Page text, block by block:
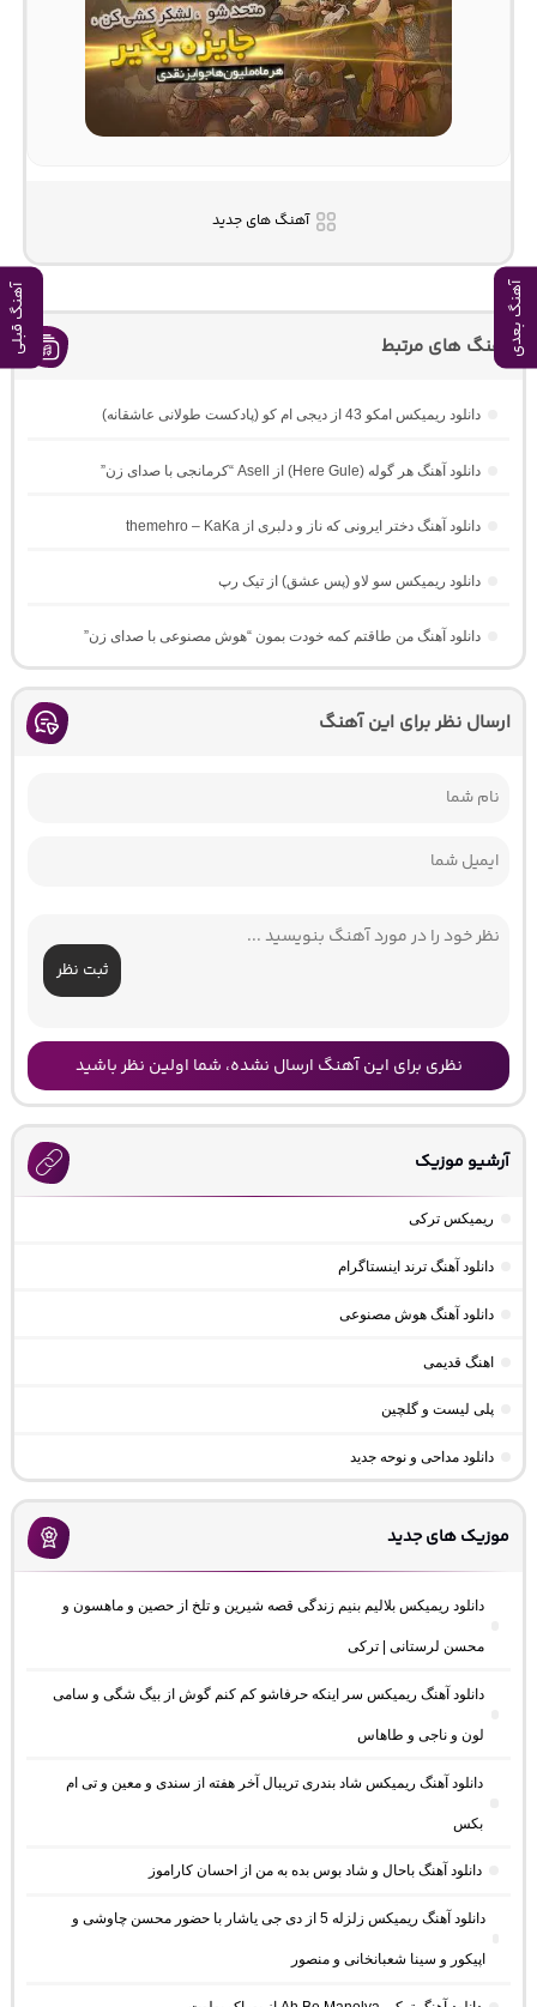
آهنگ بعدی آهنگ قبلی
آهنگ های جدید
آهنگ های مرتبط
دانلود ریمیکس امکو 43 از دیجی ام کو (پادکست طولانی عاشقانه)
دانلود آهنگ هر گوله (Here Gule) از Asell “کرمانجی با صدای زن”
دانلود آهنگ دختر ایرونی که ناز و دلبری از themehro – KaKa
دانلود ریمیکس سو لاو (پس عشق) از تیک رپ
دانلود آهنگ من طاقتم کمه خودت بمون “هوش مصنوعی با صدای زن”
ارسال نظر برای این آهنگ
ثبت نظر
نظری برای این آهنگ ارسال نشده، شما اولین نظر باشید
آرشیو موزیک
ریمیکس ترکی
دانلود آهنگ ترند اینستاگرام
دانلود آهنگ هوش مصنوعی
اهنگ قدیمی
پلی لیست و گلچین
دانلود مداحی و نوحه جدید
موزیک های جدید
دانلود ریمیکس بلالیم بنیم زندگی قصه شیرین و تلخ از حصین و ماهسون و
محسن لرستانی | ترکی
دانلود آهنگ ریمیکس سر اینکه حرفاشو کم کنم گوش از بیگ شگی و سامی
لون و ناجی و طاهاس
دانلود آهنگ ریمیکس شاد بندری تریبال آخر هفته از سندی و معین و تی ام
بکس
دانلود آهنگ باحال و شاد بوس بده به من از احسان کاراموز
دانلود آهنگ ریمیکس زلزله 5 از دی جی یاشار با حضور محسن چاوشی و
اپیکور و سینا شعبانخانی و منصور